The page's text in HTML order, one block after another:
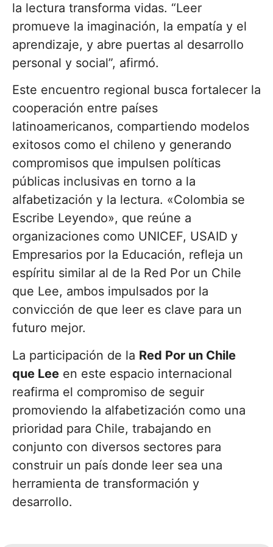
la lectura transforma vidas. “Leer
promueve la imaginación, la empatía y el
aprendizaje, y abre puertas al desarrollo
personal y social”, afirmó.
Este encuentro regional busca fortalecer la
cooperación entre países
latinoamericanos, compartiendo modelos
exitosos como el chileno y generando
compromisos que impulsen políticas
públicas inclusivas en torno a la
alfabetización y la lectura. «Colombia se
Escribe Leyendo», que reúne a
organizaciones como UNICEF, USAID y
Empresarios por la Educación, refleja un
espíritu similar al de la Red Por un Chile
que Lee, ambos impulsados por la
convicción de que leer es clave para un
futuro mejor.
La participación de la Red Por un Chile
que Lee en este espacio internacional
reafirma el compromiso de seguir
promoviendo la alfabetización como una
prioridad para Chile, trabajando en
conjunto con diversos sectores para
construir un país donde leer sea una
herramienta de transformación y
desarrollo.